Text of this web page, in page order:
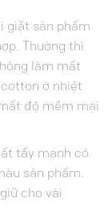
giặt sản phẩm
Thường thì
làm mất
ở nhiệt
độ mềm mại
tẩy mạnh có
sản phẩm.
cho vải